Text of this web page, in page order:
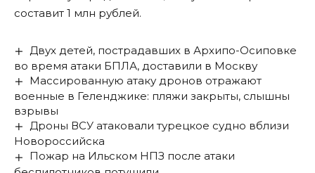
составит 1 млн рублей.
Двух детей, пострадавших в Архипо-Осиповке
во время атаки БПЛА, доставили в Москву
Массированную атаку дронов отражают
военные в Геленджике: пляжи закрыты, слышны
взрывы
Дроны ВСУ атаковали турецкое судно вблизи
Новороссийска
Пожар на Ильском НПЗ после атаки